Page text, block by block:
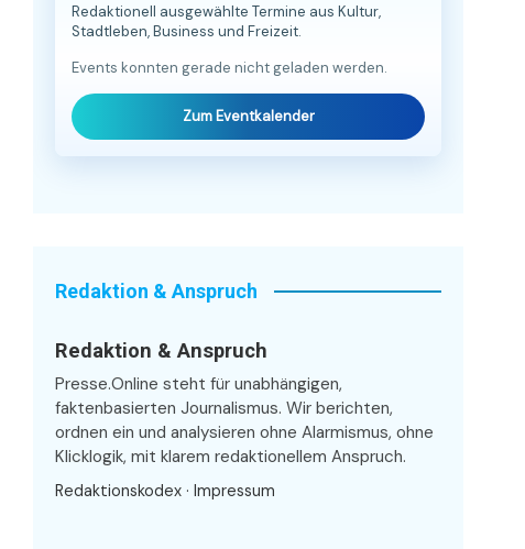
Redaktionell ausgewählte Termine aus Kultur,
Stadtleben, Business und Freizeit.
Events konnten gerade nicht geladen werden.
Zum Eventkalender
Redaktion & Anspruch
Redaktion & Anspruch
Presse.Online steht für unabhängigen,
faktenbasierten Journalismus. Wir berichten,
ordnen ein und analysieren ohne Alarmismus, ohne
Klicklogik, mit klarem redaktionellem Anspruch.
Redaktionskodex · Impressum